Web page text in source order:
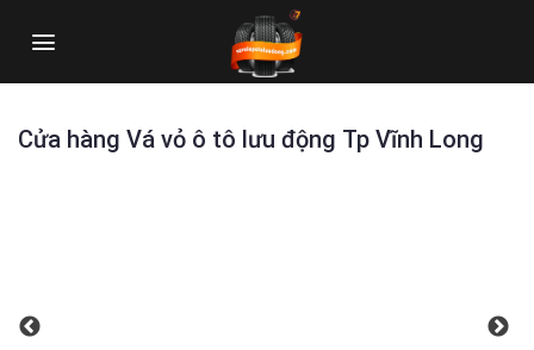
Cửa hàng Vá vỏ ô tô lưu động Tp Vĩnh Long